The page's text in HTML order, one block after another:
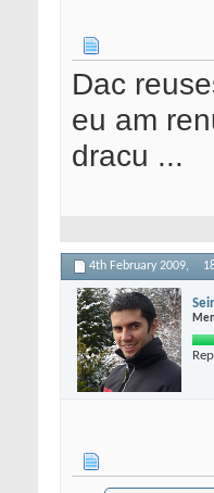
Dac
eu am
dracu ...
4th February 2009,